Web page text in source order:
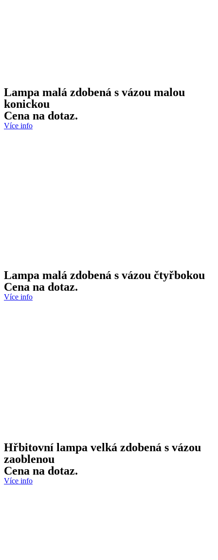
Lampa malá zdobená s vázou malou
konickou
Cena na dotaz.
Více info
Lampa malá zdobená s vázou čtyřbokou
Cena na dotaz.
Více info
Hřbitovní lampa velká zdobená s vázou
zaoblenou
Cena na dotaz.
Více info